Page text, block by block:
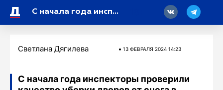
С начала года инспекторы проверили качество уборки дворов от снега в 4724 домах
Светлана Дягилева 13 ФЕВРАЛЯ 2024 14:23
С начала года инспекторы проверили